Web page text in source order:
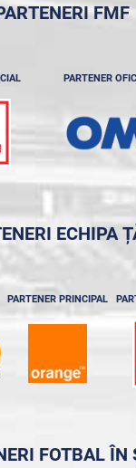
FMF
PARTENER
ECHIPA
PARTENER PRINCIPAL
FOTBAL ÎN